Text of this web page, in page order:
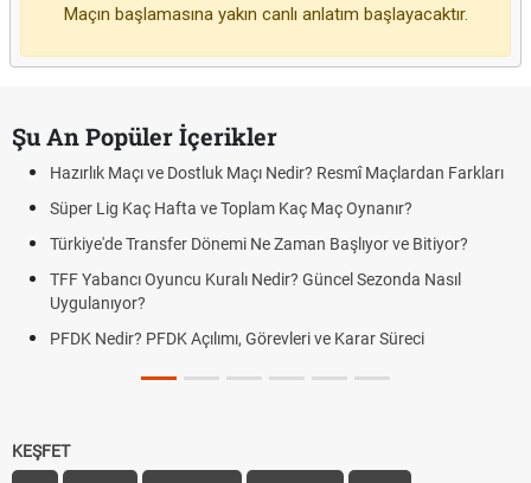
Maçın başlamasına yakın canlı anlatım başlayacaktır.
Şu An Popüler İçerikler
Hazırlık Maçı ve Dostluk Maçı Nedir? Resmî Maçlardan Farkları
Süper Lig Kaç Hafta ve Toplam Kaç Maç Oynanır?
Türkiye'de Transfer Dönemi Ne Zaman Başlıyor ve Bitiyor?
TFF Yabancı Oyuncu Kuralı Nedir? Güncel Sezonda Nasıl
Uygulanıyor?
PFDK Nedir? PFDK Açılımı, Görevleri ve Karar Süreci
KEŞFET